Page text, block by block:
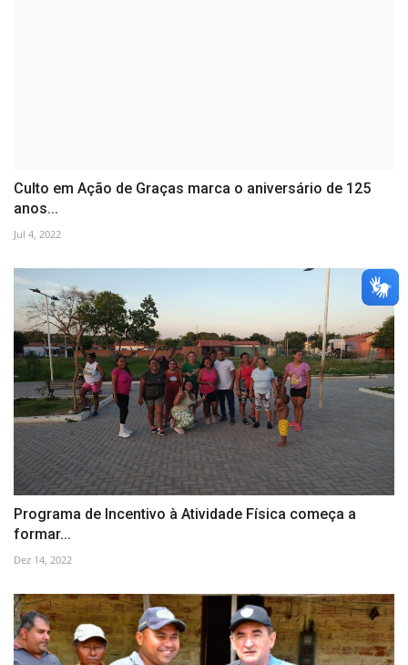
Culto em Ação de Graças marca o aniversário de 125
anos...
Jul 4, 2022
Programa de Incentivo à Atividade Física começa a
formar...
Dez 14, 2022